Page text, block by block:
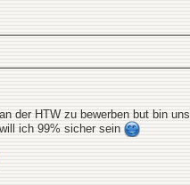
der HTW zu bewerben but bin
ich 99% sicher sein